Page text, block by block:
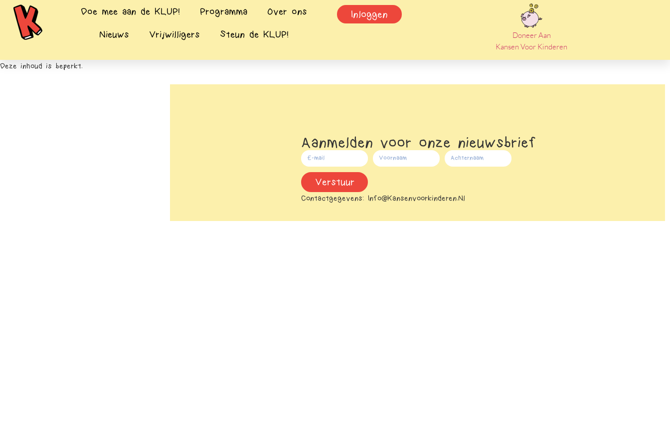
Doe mee aan de KLUP! Programma Over ons
Nieuws Vrijwilligers Steun de KLUP!
Inloggen
Doneer Aan
Kansen Voor Kinderen
Deze inhoud is beperkt.
Aanmelden voor onze nieuwsbrief
Verstuur
Alternative:
Contactgegevens:Info@kansenvoorkinderen.nl